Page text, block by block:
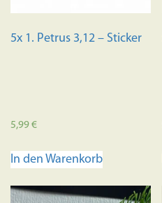
5x 1. Petrus 3,12 – Sticker
5,99€
In den Warenkorb